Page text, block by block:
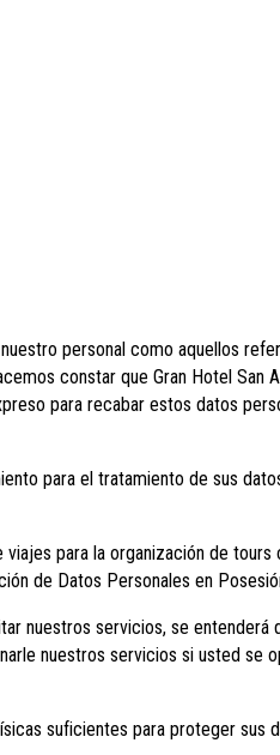
personal como aquellos
constar que Gran Hotel San
para recabar estos datos
para el tratamiento de sus
para la organización de
de Datos Personales en
nuestros servicios, se entenderá
nuestros servicios si usted se
suficientes para proteger sus